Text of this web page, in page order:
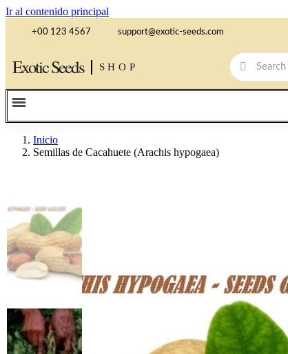
Ir al contenido principal
+00 123 4567 support@exotic-seeds.com
Exotic Seeds SHOP
Inicio
Semillas de Cacahuete (Arachis hypogaea)